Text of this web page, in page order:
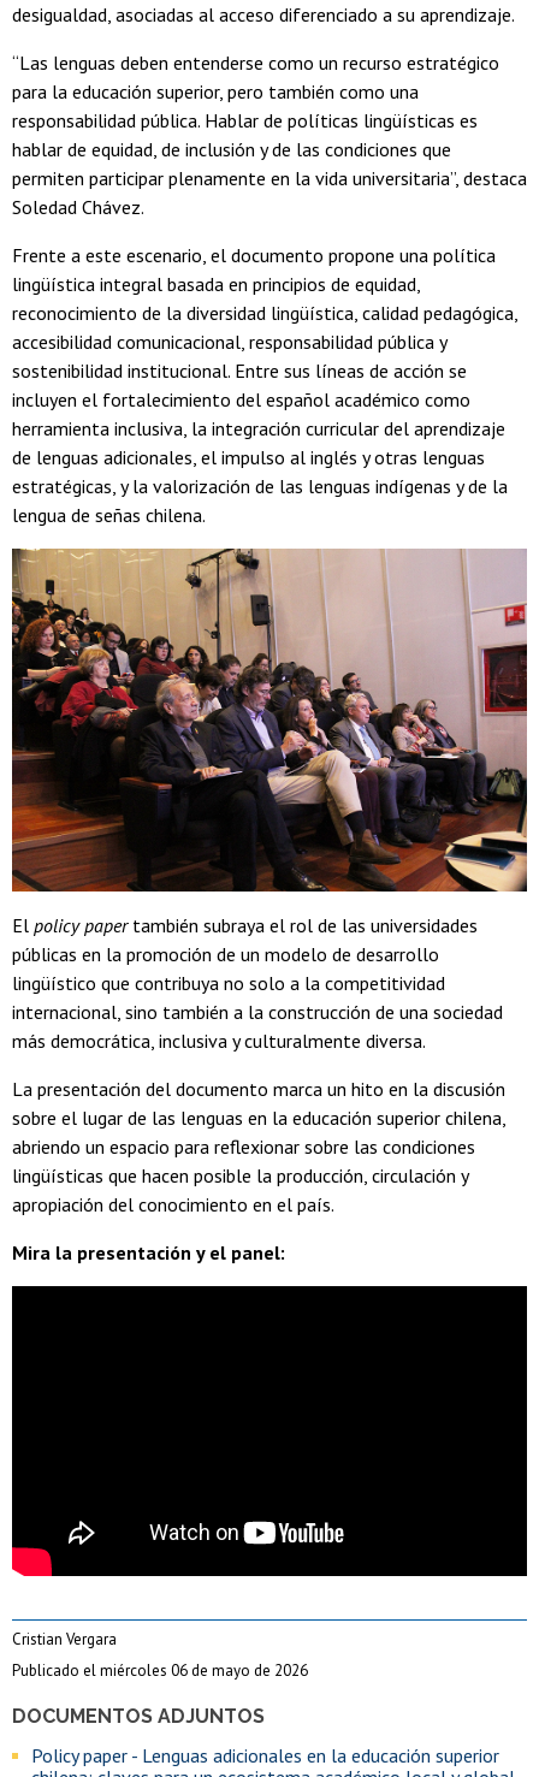
DOCUMENTOS ADJUNTOS
Policy paper - Lenguas adicionales en la educación superior
desigualdad, asociadas al acceso diferenciado a su aprendizaje.
“Las lenguas deben entenderse como un recurso estratégico
para la educación superior, pero también como una
responsabilidad pública. Hablar de políticas lingüísticas es
hablar de equidad, de inclusión y de las condiciones que
permiten participar plenamente en la vida universitaria”, destaca
Soledad Chávez.
Frente a este escenario, el documento propone una política
lingüística integral basada en principios de equidad,
reconocimiento de la diversidad lingüística, calidad pedagógica,
accesibilidad comunicacional, responsabilidad pública y
sostenibilidad institucional. Entre sus líneas de acción se
incluyen el fortalecimiento del español académico como
herramienta inclusiva, la integración curricular del aprendizaje
de lenguas adicionales, el impulso al inglés y otras lenguas
estratégicas, y la valorización de las lenguas indígenas y de la
lengua de señas chilena.
El policy papertambién subraya el rol de las universidades
públicas en la promoción de un modelo de desarrollo
lingüístico que contribuya no solo a la competitividad
internacional, sino también a la construcción de una sociedad
más democrática, inclusiva y culturalmente diversa.
La presentación del documento marca un hito en la discusión
sobre el lugar de las lenguas en la educación superior chilena,
abriendo un espacio para reflexionar sobre las condiciones
lingüísticas que hacen posible la producción, circulación y
apropiación del conocimiento en el país.
Mira la presentación y el panel:
Cristian Vergara
Publicado el miércoles 06 de mayo de 2026